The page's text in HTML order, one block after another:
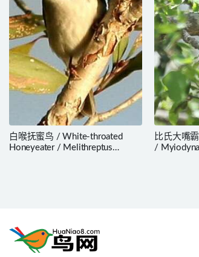
白喉抚蜜鸟 / White-throated
Honeyeater / Melithreptus
比氏大嘴
/